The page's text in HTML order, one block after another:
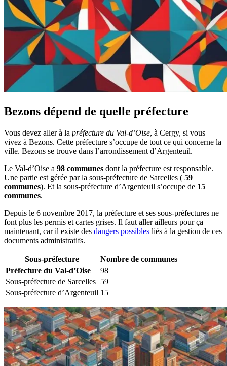
Bezons dépend de quelle préfecture
Vous devez aller à la préfecture du Val-d’Oise, à Cergy, si vous
vivez à Bezons. Cette préfecture s’occupe de tout ce qui concerne la
ville. Bezons se trouve dans l’arrondissement d’Argenteuil.
Le Val-d’Oise a 98 communes dont la préfecture est responsable.
Une partie est gérée par la sous-préfecture de Sarcelles ( 59
communes). Et la sous-préfecture d’Argenteuil s’occupe de 15
communes.
Depuis le 6 novembre 2017, la préfecture et ses sous-préfectures ne
font plus les permis et cartes grises. Il faut aller ailleurs pour ça
maintenant, car il existe des dangers possibles liés à la gestion de ces
documents administratifs.
Sous-préfecture
Nombre de communes
Préfecture du Val-d’Oise
98
Sous-préfecture de Sarcelles 59
Sous-préfecture d’Argenteuil 15